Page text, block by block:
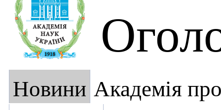
Новини Академія